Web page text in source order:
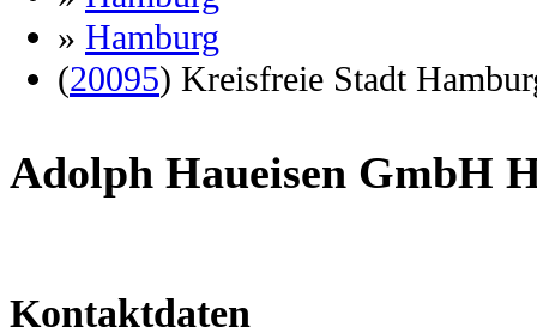
» Hamburg
(20095) Kreisfreie Stadt
Adolph Haueisen GmbH
Kontaktdaten